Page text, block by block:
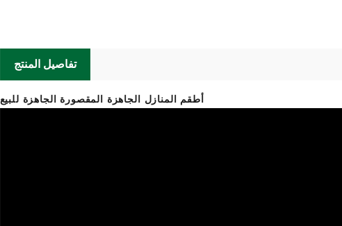
تفاصيل المنتج
أطقم المنازل الجاهزة المقصورة الجاهزة للبيع